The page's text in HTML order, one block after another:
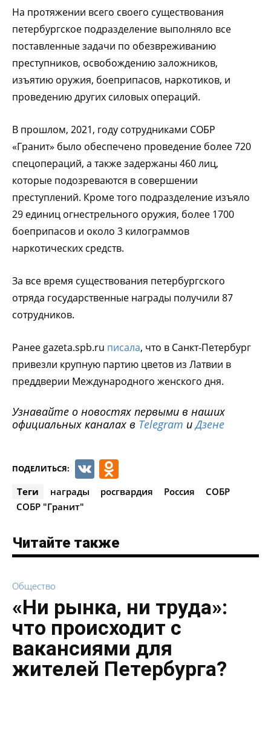
На протяжении всего своего существования
петербургское подразделение выполняло все
поставленные задачи по обезвреживанию
преступников, освобождению заложников,
изъятию оружия, боеприпасов, наркотиков, и
проведению других силовых операций.
В прошлом, 2021, году сотрудниками СОБР
«Гранит» было обеспечено проведение более 720
спецопераций, а также задержаны 460 лиц,
которые подозреваются в совершении
преступлений. Кроме того подразделение изъяло
29 единиц огнестрельного оружия, более 1700
боеприпасов и около 3 килограммов
наркотических средств.
За все время существования петербургского
отряда государственные награды получили 87
сотрудников.
Ранее gazeta.spb.ru писала, что в Санкт-Петербург
привезли крупную партию цветов из Латвии в
преддверии Международного женского дня.
Узнавайте о новостях первыми в наших
официальных каналах в Telegram иДзене
ПОДЕЛИТЬСЯ: VK
Теги награды росгвардия Россия
СОБР
СОБР "Гранит"
Читайте также
Общество
«Ни рынка, ни труда»:
что происходит с
вакансиями для
жителей Петербурга?